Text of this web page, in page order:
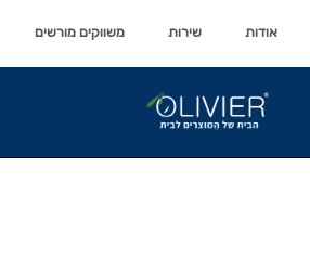
אודות שירות משווקים מורשים